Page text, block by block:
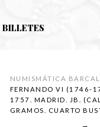
BILLETES
NUMISMÁTICA
FERNANDO VI (1746-
1757. MADRID. JB.
GRAMOS. CUARTO